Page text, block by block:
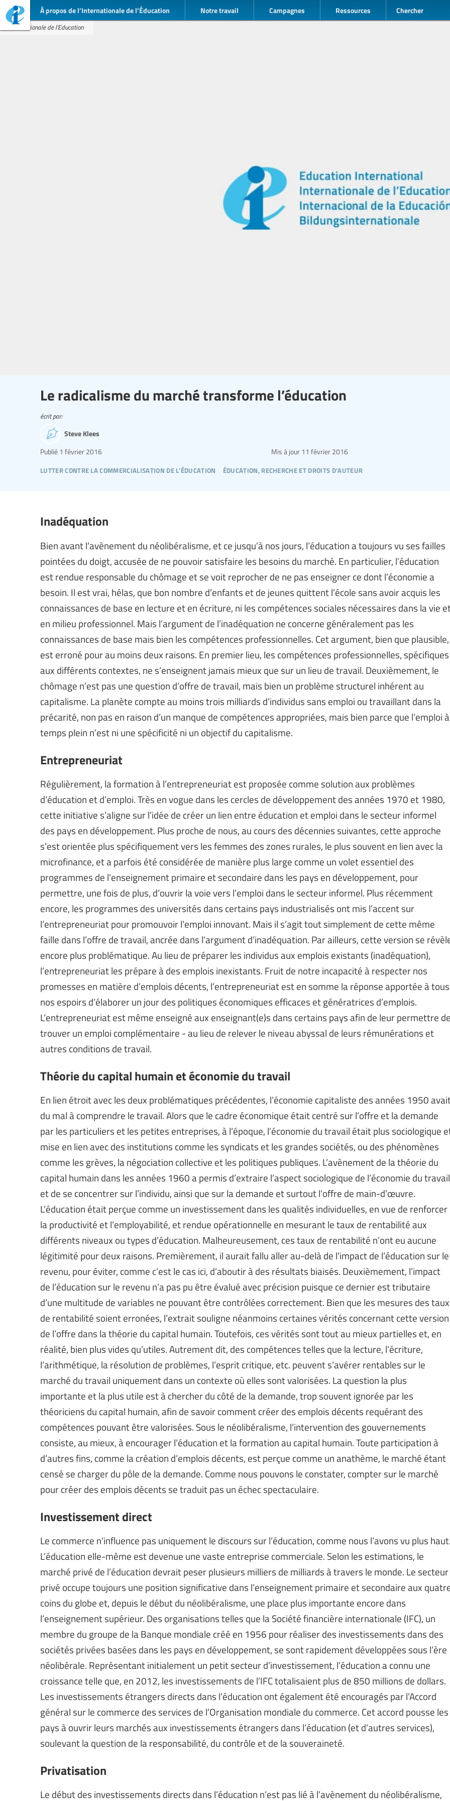
À propos de l’Internationale de l’Éducation Notre travail Campagnes Ressources Chercher
Internationale de l'Education
Le radicalisme du marché transforme l’éducation
lutter contre la commercialisation de l’éducation éducation, recherche et droits d’auteur
Publié 1 février 2016 Mis à jour 11 février 2016
écrit par:
Steve Klees
Inadéquation
Bien avant l’avènement du néolibéralisme, et ce jusqu’à nos jours, l’éducation a toujours vu ses failles
pointées du doigt, accusée de ne pouvoir satisfaire les besoins du marché. En particulier, l’éducation
est rendue responsable du chômage et se voit reprocher de ne pas enseigner ce dont l’économie a
besoin. Il est vrai, hélas, que bon nombre d’enfants et de jeunes quittent l’école sans avoir acquis les
connaissances de base en lecture et en écriture, ni les compétences sociales nécessaires dans la vie
en milieu professionnel. Mais l’argument de l’inadéquation ne concerne généralement pas les
connaissances de base mais bien les compétences professionnelles. Cet argument, bien que plausible,
est erroné pour au moins deux raisons. En premier lieu, les compétences professionnelles, spécifiques
aux différents contextes, ne s’enseignent jamais mieux que sur un lieu de travail. Deuxièmement, le
chômage n’est pas une question d’offre de travail, mais bien un problème structurel inhérent au
capitalisme. La planète compte au moins trois milliards d’individus sans emploi ou travaillant dans la
précarité, non pas en raison d’un manque de compétences appropriées, mais bien parce que l’emploi à
temps plein n’est ni une spécificité ni un objectif du capitalisme.
Entrepreneuriat
Régulièrement, la formation à l’entrepreneuriat est proposée comme solution aux problèmes
d’éducation et d’emploi. Très en vogue dans les cercles de développement des années 1970 et 1980,
cette initiative s’aligne sur l’idée de créer un lien entre éducation et emploi dans le secteur informel
des pays en développement. Plus proche de nous, au cours des décennies suivantes, cette approche
s’est orientée plus spécifiquement vers les femmes des zones rurales, le plus souvent en lien avec la
microfinance, et a parfois été considérée de manière plus large comme un volet essentiel des
programmes de l’enseignement primaire et secondaire dans les pays en développement, pour
permettre, une fois de plus, d’ouvrir la voie vers l’emploi dans le secteur informel. Plus récemment
encore, les programmes des universités dans certains pays industrialisés ont mis l’accent sur
l’entrepreneuriat pour promouvoir l’emploi innovant. Mais il s’agit tout simplement de cette même
faille dans l’offre de travail, ancrée dans l’argument d’inadéquation. Par ailleurs, cette version se
encore plus problématique. Au lieu de préparer les individus aux emplois existants (inadéquation),
l’entrepreneuriat les prépare à des emplois inexistants. Fruit de notre incapacité à respecter nos
promesses en matière d’emplois décents, l’entrepreneuriat est en somme la réponse apportée à tous
nos espoirs d’élaborer un jour des politiques économiques efficaces et génératrices d’emplois.
L’entrepreneuriat est même enseigné aux enseignant(e)s dans certains pays afin de leur permettre
trouver un emploi complémentaire - au lieu de relever le niveau abyssal de leurs rémunérations et
autres conditions de travail.
Théorie du capital humain et économie du travail
En lien étroit avec les deux problématiques précédentes, l’économie capitaliste des années 1950
du mal à comprendre le travail. Alors que le cadre économique était centré sur l’offre et la demande
par les particuliers et les petites entreprises, à l’époque, l’économie du travail était plus sociologique
mise en lien avec des institutions comme les syndicats et les grandes sociétés, ou des phénomènes
comme les grèves, la négociation collective et les politiques publiques. L’avènement de la théorie du
capital humain dans les années 1960 a permis d’extraire l’aspect sociologique de l’économie du travail
et de se concentrer sur l’individu, ainsi que sur la demande et surtout l’offre de main-d’œuvre.
L’éducation était perçue comme un investissement dans les qualités individuelles, en vue de renforcer
la productivité et l’employabilité, et rendue opérationnelle en mesurant le taux de rentabilité aux
différents niveaux ou types d’éducation. Malheureusement, ces taux de rentabilité n’ont eu aucune
légitimité pour deux raisons. Premièrement, il aurait fallu aller au-delà de l’impact de l’éducation sur le
revenu, pour éviter, comme c’est le cas ici, d’aboutir à des résultats biaisés. Deuxièmement, l’impact
de l’éducation sur le revenu n’a pas pu être évalué avec précision puisque ce dernier est tributaire
d’une multitude de variables ne pouvant être contrôlées correctement. Bien que les mesures des taux
de rentabilité soient erronées, l’extrait souligne néanmoins certaines vérités concernant cette version
de l’offre dans la théorie du capital humain. Toutefois, ces vérités sont tout au mieux partielles et, en
réalité, bien plus vides qu’utiles. Autrement dit, des compétences telles que la lecture, l’écriture,
l’arithmétique, la résolution de problèmes, l’esprit critique, etc. peuvent s’avérer rentables sur le
marché du travail uniquement dans un contexte où elles sont valorisées. La question la plus
importante et la plus utile est à chercher du côté de la demande, trop souvent ignorée par les
théoriciens du capital humain, afin de savoir comment créer des emplois décents requérant des
compétences pouvant être valorisées. Sous le néolibéralisme, l’intervention des gouvernements
consiste, au mieux, à encourager l’éducation et la formation au capital humain. Toute participation à
d’autres fins, comme la création d’emplois décents, est perçue comme un anathème, le marché étant
censé se charger du pôle de la demande. Comme nous pouvons le constater, compter sur le marché
pour créer des emplois décents se traduit pas un échec spectaculaire.
Investissement direct
Le commerce n’influence pas uniquement le discours sur l’éducation, comme nous l’avons vu plus
L’éducation elle-même est devenue une vaste entreprise commerciale. Selon les estimations, le
marché privé de l’éducation devrait peser plusieurs milliers de milliards à travers le monde. Le secteur
privé occupe toujours une position significative dans l’enseignement primaire et secondaire aux
coins du globe et, depuis le début du néolibéralisme, une place plus importante encore dans
l’enseignement supérieur. Des organisations telles que la Société financière internationale (IFC), un
membre du groupe de la Banque mondiale créé en 1956 pour réaliser des investissements dans des
sociétés privées basées dans les pays en développement, se sont rapidement développées sous l’ère
néolibérale. Représentant initialement un petit secteur d’investissement, l’éducation a connu une
croissance telle que, en 2012, les investissements de l’IFC totalisaient plus de 850 millions de dollars.
Les investissements étrangers directs dans l’éducation ont également été encouragés par l’Accord
général sur le commerce des services de l’Organisation mondiale du commerce. Cet accord pousse les
pays à ouvrir leurs marchés aux investissements étrangers dans l’éducation (et d’autres services),
soulevant la question de la responsabilité, du contrôle et de la souveraineté.
Privatisation
Le début des investissements directs dans l’éducation n’est pas lié à l’avènement du néolibéralisme,